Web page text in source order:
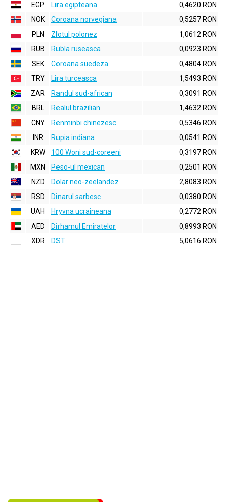
EGP
Lira egipteana
0,4620 RON
NOK
Coroana norvegiana
0,5257 RON
PLN
Zlotul polonez
1,0612 RON
RUB
Rubla ruseasca
0,0923 RON
SEK
Coroana suedeza
0,4804 RON
TRY
Lira turceasca
1,5493 RON
ZAR
Randul sud-african
0,3091 RON
BRL
Realul brazilian
1,4632 RON
CNY
Renminbi chinezesc
0,5346 RON
INR
Rupia indiana
0,0541 RON
KRW
100 Woni sud-coreeni
0,3197 RON
MXN
Peso-ul mexican
0,2501 RON
NZD
Dolar neo-zeelandez
2,8083 RON
RSD
Dinarul sarbesc
0,0380 RON
UAH
Hryvna ucraineana
0,2772 RON
AED
Dirhamul Emiratelor
0,8993 RON
XDR
DST 5,0616 RON